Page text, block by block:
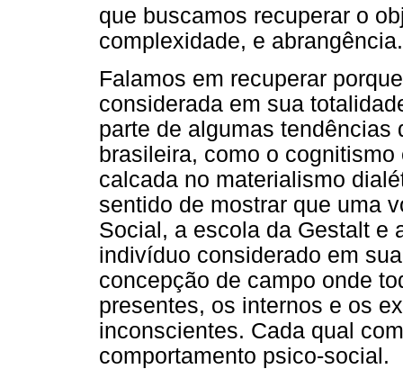
que buscamos recuperar o
complexidade, e abrangência.
Falamos em recuperar
considerada em sua
parte de algumas
brasileira, como o
calcada no materialismo
sentido de mostrar que uma
Social, a escola da Gestalt e
indivíduo considerado em
concepção de campo onde
presentes, os internos e os
inconscientes. Cada qual
comportamento psico-social.